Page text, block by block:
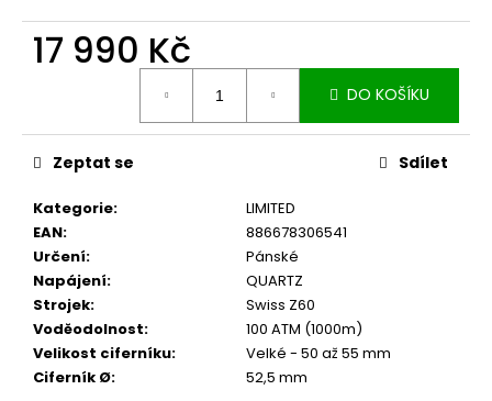
17 990 Kč
DO KOŠÍKU
Kategorie:
LIMITED
EAN:
886678306541
Určení:
Pánské
Napájení:
QUARTZ
Strojek:
Swiss Z60
Voděodolnost:
100 ATM (1000m)
Velikost ciferníku:
Velké - 50 až 55 mm
Ciferník Ø: 52,5 mm
Zeptat se Sdílet